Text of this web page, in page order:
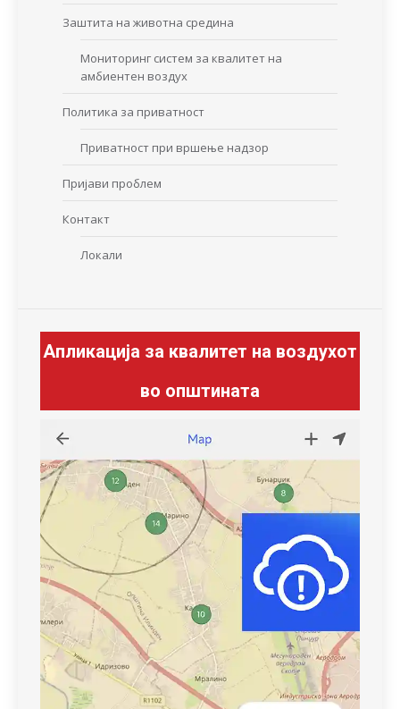
Заштита на животна средина
Мониторинг систем за квалитет на
амбиентен воздух
Политика за приватност
Приватност при вршење надзор
Пријави проблем
Контакт
Локали
Апликација за квалитет на воздухот
во општината